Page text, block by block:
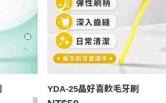
YDA-25晶好喜軟毛牙刷